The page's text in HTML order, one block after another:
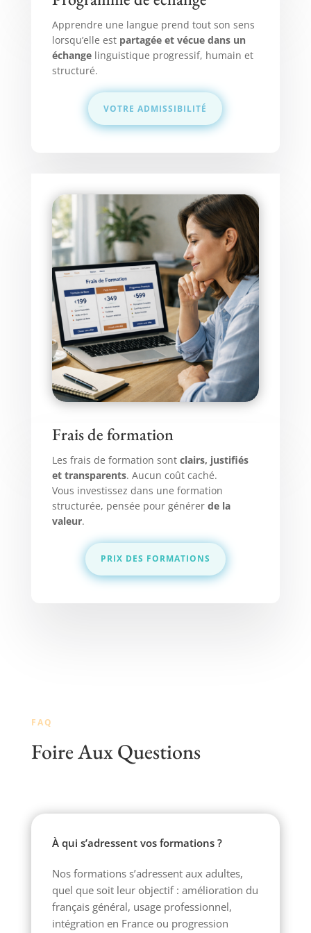
Apprendre une langue prend tout son sens
lorsqu’elle est partagée et vécue dans un
échange linguistique progressif, humain et
structuré.
VOTRE ADMISSIBILITÉ
Frais de formation
Les frais de formation sont clairs, justifiés
et transparents. Aucun coût caché.
Vous investissez dans une formation
structurée, pensée pour générer de la
valeur.
PRIX DES FORMATIONS
FAQ
Foire Aux Questions
À qui s’adressent vos formations ?
Nos formations s’adressent aux adultes,
quel que soit leur objectif : amélioration du
français général, usage professionnel,
intégration en France ou progression